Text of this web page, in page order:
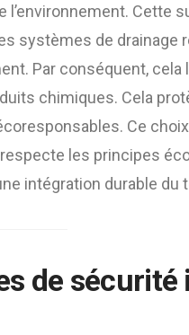
l’environnement. Cette
systèmes de drainage
Par conséquent, cela
chimiques. Cela
Ce
les principes
intégration durable du
de sécurité